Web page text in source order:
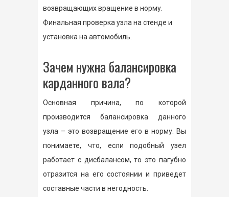
возвращающих вращение в норму.
Финальная проверка узла на стенде и
установка на автомобиль.
Зачем нужна балансировка
карданного вала?
Основная причина, по которой
производится балансировка данного
узла – это возвращение его в норму. Вы
понимаете, что, если подобный узел
работает с дисбалансом, то это пагубно
отразится на его состоянии и приведет
составные части в негодность.